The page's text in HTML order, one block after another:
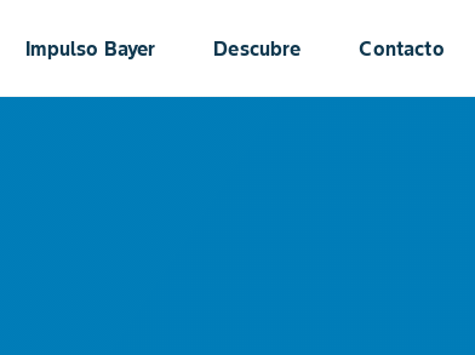
Impulso Bayer Descubre Contacto